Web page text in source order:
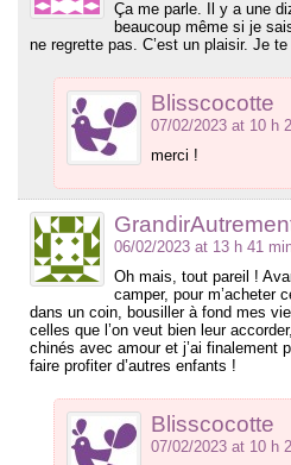
Ça me parle. Il y a une
beaucoup même si je
ne regrette pas. C’est un plaisir. Je
Blisscocotte
07/02/2023 at 10 h
merci !
06/02/2023 at 13 h 41
Oh mais, tout pareil !
camper, pour m’acheter
dans un coin, bousiller à fond mes
celles que l’on veut bien leur
chinés avec amour et j’ai finalement
faire profiter d’autres enfants !
Blisscocotte
07/02/2023 at 10 h